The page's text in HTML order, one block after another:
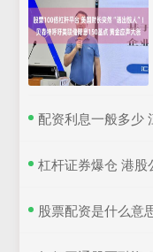
配资利息一般多少 江川协作促
杠杆证券爆仓 港股公告精选｜特海
股票配资是什么意思啊 大咖